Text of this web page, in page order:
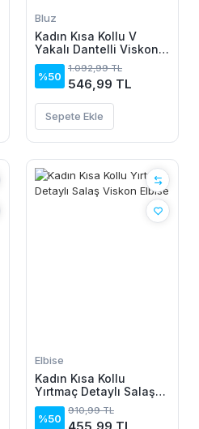
Bluz
Kadın Kısa Kollu V
Yakalı Dantelli Viskon
Bluz
%50
1.092,99 TL
546,99 TL
Sepete Ekle
Elbise
Kadın Kısa Kollu
Yırtmaç Detaylı Salaş
Viskon Elbise
%50
910,99 TL